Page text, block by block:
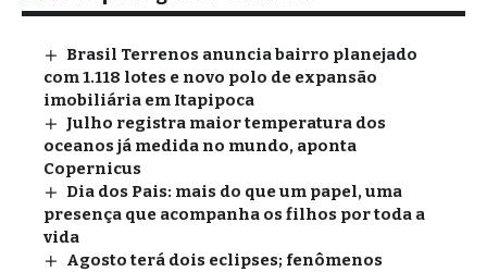
Brasil Terrenos anuncia bairro planejado
com 1.118 lotes e novo polo de expansão
imobiliária em Itapipoca
Julho registra maior temperatura dos
oceanos já medida no mundo, aponta
Copernicus
Dia dos Pais: mais do que um papel, uma
presença que acompanha os filhos por toda a
vida
Agosto terá dois eclipses; fenômenos